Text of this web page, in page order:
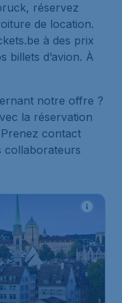
réservez
de location.
à des prix
billets d’avion. À
notre offre ?
la réservation
contact
collaborateurs